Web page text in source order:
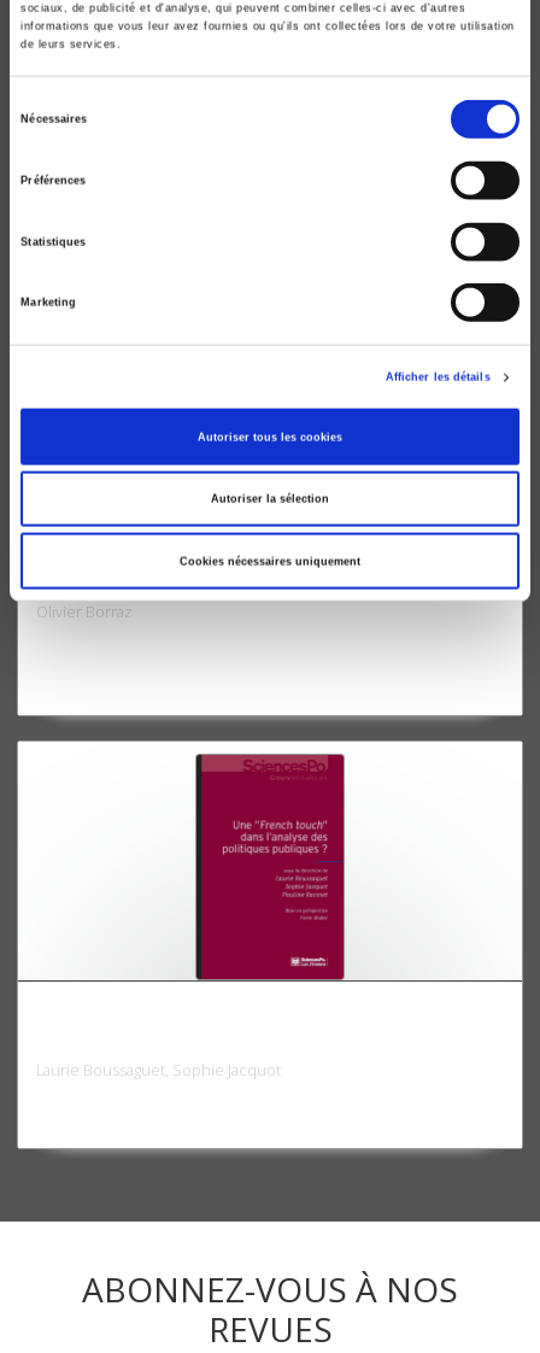
sociaux, de publicité et d'analyse, qui peuvent combiner celles-ci avec d'autres
informations que vous leur avez fournies ou qu'ils ont collectées lors de votre utilisation
de leurs services.
Nécessaires
Préférences
Statistiques
Marketing
Afficher les détails
Autoriser tous les cookies
Autoriser la sélection
Cookies nécessaires uniquement
France, Allemagne, Etats-Unis
La société des organisations
Olivier Borraz
Laurie Boussaguet, Sophie Jacquot
ABONNEZ-VOUS À NOS
REVUES